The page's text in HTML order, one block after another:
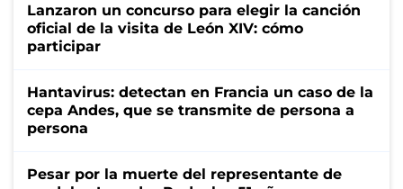
Lanzaron un concurso para elegir la canción
oficial de la visita de León XIV: cómo
participar
Hantavirus: detectan en Francia un caso de la
cepa Andes, que se transmite de persona a
persona
Pesar por la muerte del representante de